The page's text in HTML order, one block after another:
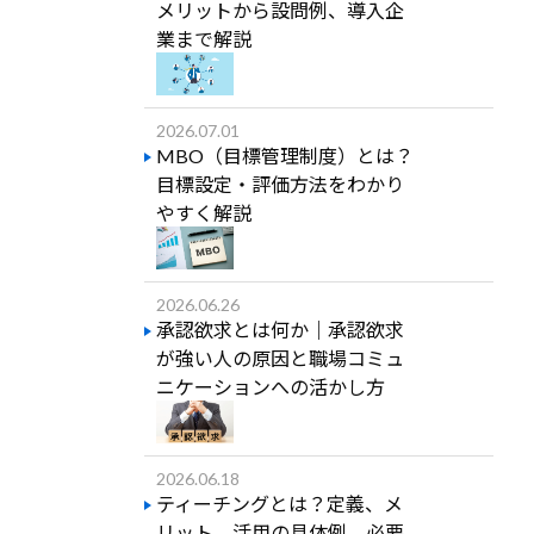
メリットから設問例、導入企
業まで解説
2026.07.01
MBO（目標管理制度）とは？
目標設定・評価方法をわかり
やすく解説
2026.06.26
承認欲求とは何か｜承認欲求
が強い人の原因と職場コミュ
ニケーションへの活かし方
2026.06.18
ティーチングとは？定義、メ